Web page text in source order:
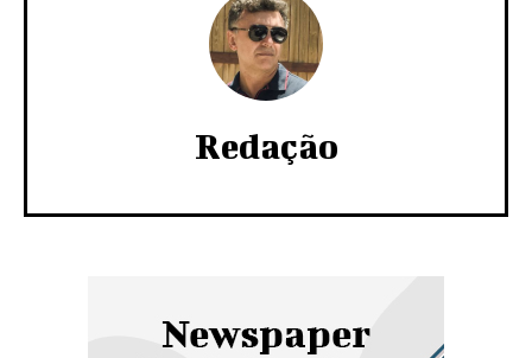
Redação